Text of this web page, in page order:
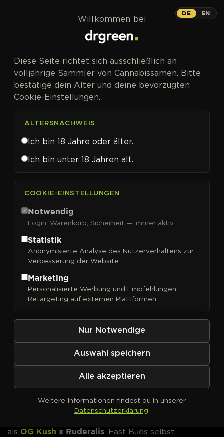
Kalifornischer Kush-Klassiker im
Autoformat – Couch-Lock für
Erfahrene.
Original OG Kush Auto
Cannabissamen von Fast
Buds kaufen
MitOriginal OG Kush Auto
einen der bekanntesten kalifornischen Kush-
Klassiker in ein selbstblühendes Format.
mit ungewöhnlich lautem Terpenprofil und einer
Wirkung, die der Hersteller ausdrücklich erfahrenen
Konsumenten vorbehält.
Genetik & Herkunft
Ruderalis – daher der automatische Blüteeinsatz.
als OG Kush x Ruderalis , Fast Buds selbst
DE EN
Willkommen bei
Diese Seite richtet sich ausschließlich an
volljährige Sammler von Cannabissamen. Bitte
bestätige dein Alter und deine bevorzugten
Cookie-Einstellungen.
ALTERSNACHWEIS
Ich bin 18 Jahre oder älter.
Ich bin unter 18 Jahren alt.
COOKIE-EINSTELLUNGEN
Notwendig
Login, Warenkorb, Sicherheit — immer aktiv.
Statistik
Anonymisierte Analyse des Nutzerverhaltens zur
Verbesserung der Website.
Marketing
Personalisierte Werbung und Empfehlungen.
Retargeting auf externen Plattformen.
Nur Notwendige
Auswahl speichern
Alle akzeptieren
Weitere Informationen findest du in unserer
Datenschutzerklärung